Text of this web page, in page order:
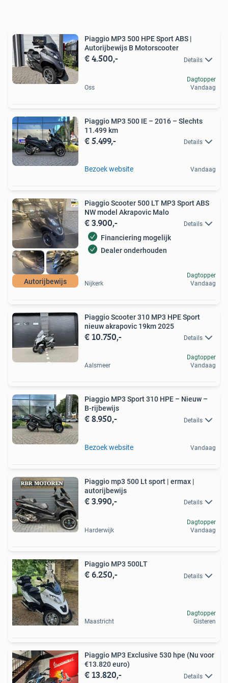
Piaggio MP3 500 HPE Sport ABS |
Autorijbewijs B Motorscooter
€ 4.500,- Details
Oss
Dagtopper
Vandaag
Piaggio MP3 500 IE – 2016 – Slechts
11.499 km
€ 5.499,- Details
Bezoek website Vandaag
Autorijbewijs
Piaggio Scooter 500 LT MP3 Sport ABS
NW model Akrapovic Malo
€ 3.900,- Details
Financiering mogelijk
Dealer onderhouden
Nijkerk
Dagtopper
Vandaag
Piaggio Scooter 310 MP3 HPE Sport
nieuw akrapovic 19km 2025
€ 10.750,- Details
Aalsmeer
Dagtopper
Vandaag
Piaggio MP3 Sport 310 HPE – Nieuw –
B-rijbewijs
€ 8.950,- Details
Bezoek website Vandaag
Piaggio mp3 500 Lt sport | ermax |
autorijbewijs
€ 3.990,- Details
Harderwijk
Dagtopper
Vandaag
Piaggio MP3 500LT
€ 6.250,- Details
Maastricht
Dagtopper
Gisteren
Piaggio MP3 Exclusive 530 hpe (Nu voor
€13.820 euro)
€ 13.820,- Details